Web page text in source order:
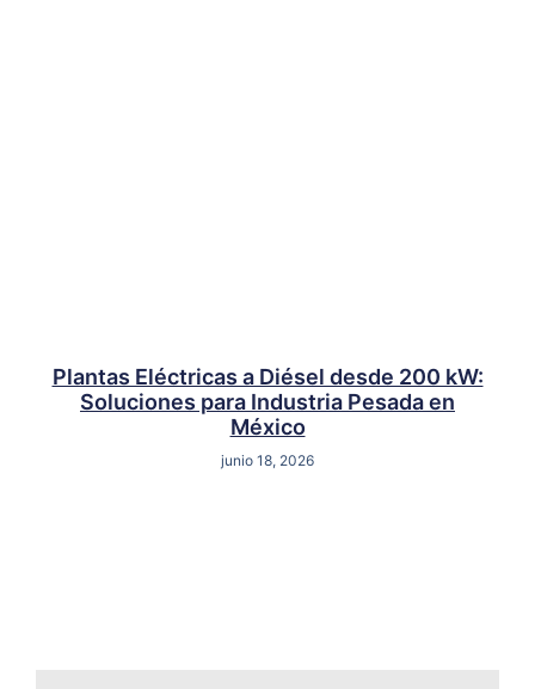
Plantas Eléctricas a Diésel desde 200 kW:
Soluciones para Industria Pesada en
México
junio 18, 2026